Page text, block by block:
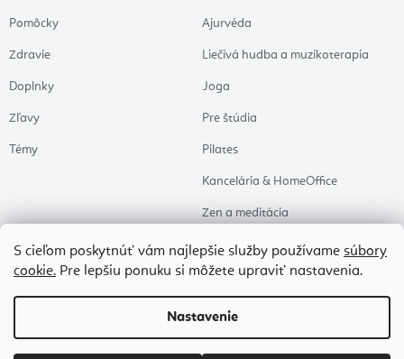
S cieľom poskytnúť vám najlepšie služby používame súbory
cookie. Pre lepšiu ponuku si môžete upraviť nastavenia.
Nastavenie
Pomôcky
Zdravie
Doplnky
Zľavy
Témy
Ajurvéda
Liečivá hudba a muzikoterapia
Joga
Pre štúdia
Pilates
Kancelária & HomeOffice
Zen a meditácia
Aromaterapia
Zdravý spánok
Naše obľúbené
Copyright 2026Flexity. Všetky práva vyhradené.Upraviť nastavenie cookies